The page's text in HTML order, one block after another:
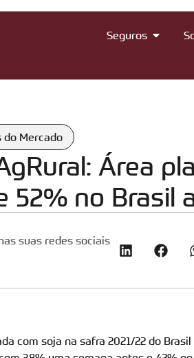
Seguros
do Mercado
Área
52% no Brasil
suas redes sociais
com soja na safra 2021/22 do